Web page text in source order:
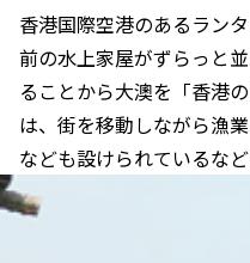
香港国際空港のあるラン
前の水上家屋がずらっと
ることから大澳を「香港
は、街を移動しながら漁
なども設けられているな